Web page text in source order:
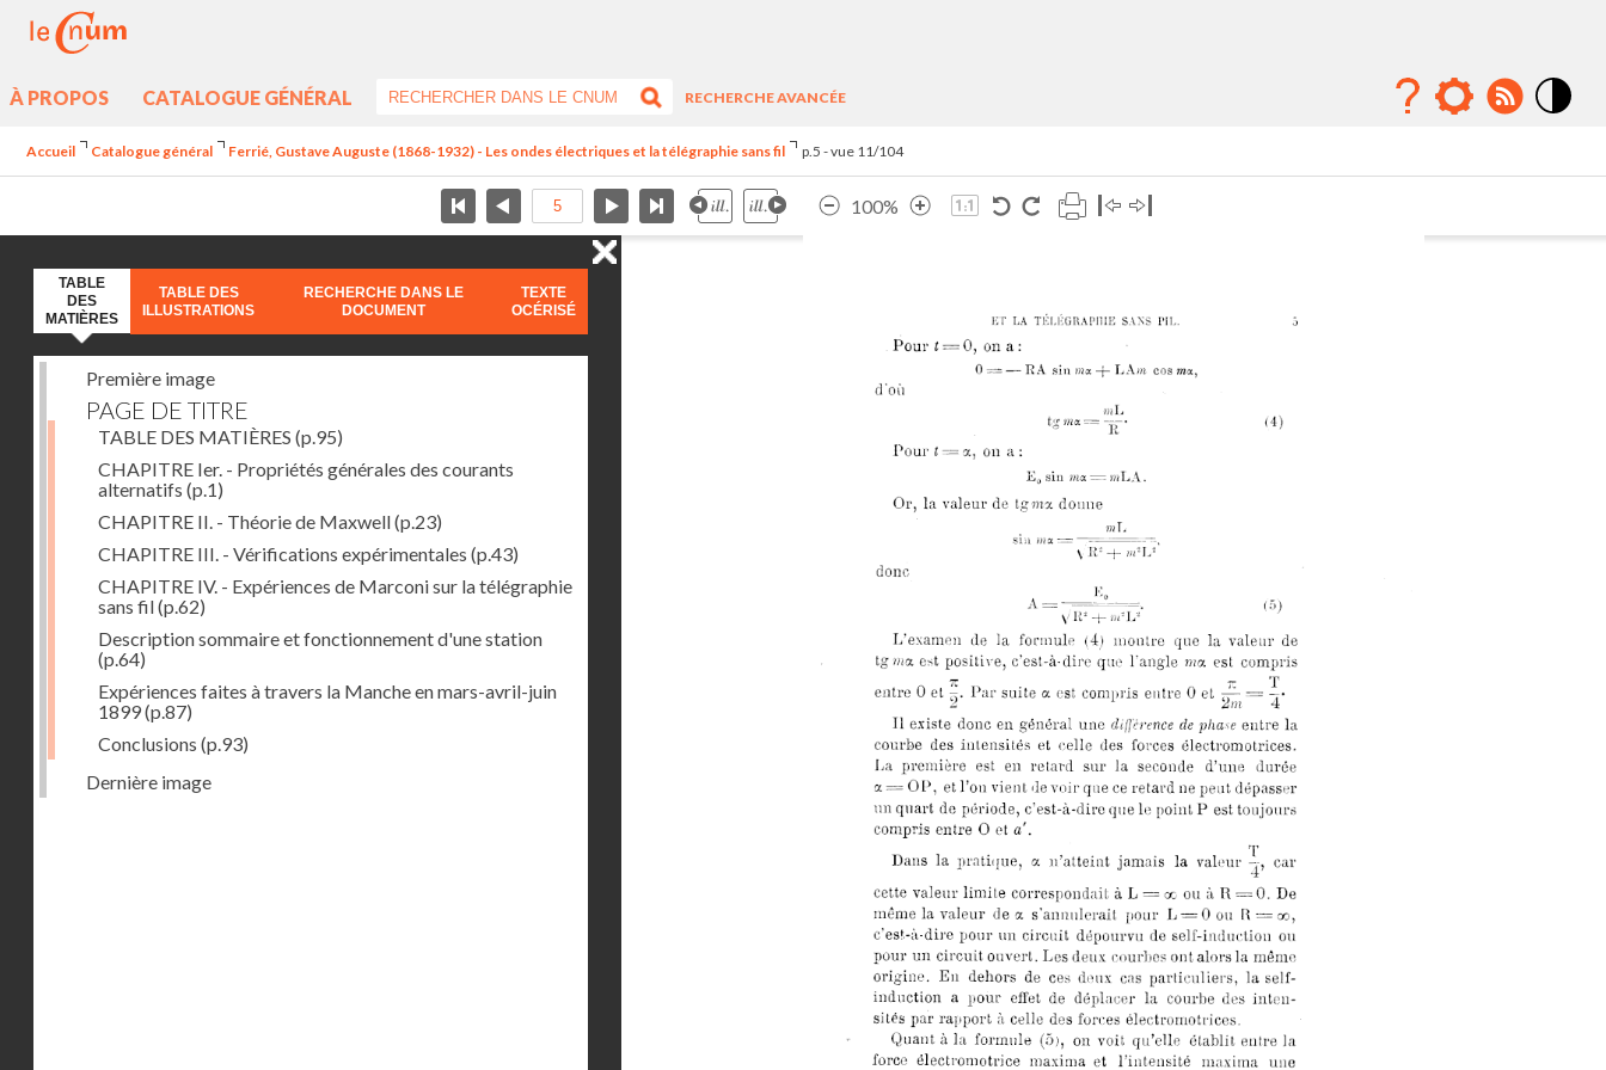
À PROPOS CATALOGUE GÉNÉRAL
RECHERCHE AVANCÉE
Accueil Catalogue général Ferrié, Gustave Auguste (1868-1932) - Les ondes électriques et la télégraphie sans fil p.5 - vue 11/104
100%
TABLE
DES
MATIÈRES
TABLE DES
ILLUSTRATIONS
RECHERCHE DANS LE
DOCUMENT
TEXTE
OCÉRISÉ
Première image
PAGE DE TITRE
TABLE DES MATIÈRES (p.95)
CHAPITRE Ier. - Propriétés générales des courants
alternatifs (p.1)
CHAPITRE II. - Théorie de Maxwell(p.23)
CHAPITRE III. - Vérifications expérimentales (p.43)
CHAPITRE IV. - Expériences de Marconi sur la télégraphie
sans fil(p.62)
Description sommaire et fonctionnement d'une station
(p.64)
Expériences faites à travers la Manche en mars-avril-juin
1899(p.87)
Conclusions (p.93)
Dernière image